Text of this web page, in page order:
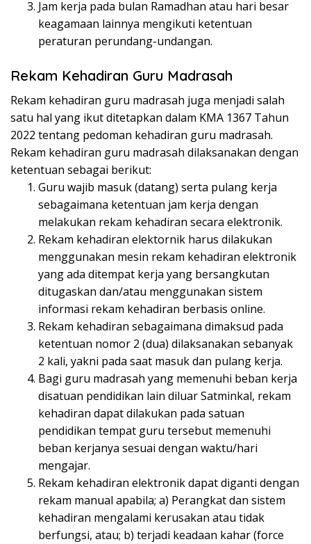
Jam kerja pada bulan Ramadhan atau hari besar
keagamaan lainnya mengikuti ketentuan
peraturan perundang-undangan.
Rekam Kehadiran Guru Madrasah
Rekam kehadiran guru madrasah juga menjadi salah
satu hal yang ikut ditetapkan dalam KMA 1367 Tahun
2022 tentang pedoman kehadiran guru madrasah.
Rekam kehadiran guru madrasah dilaksanakan dengan
ketentuan sebagai berikut:
Guru wajib masuk (datang) serta pulang kerja
sebagaimana ketentuan jam kerja dengan
melakukan rekam kehadiran secara elektronik.
Rekam kehadiran elektornik harus dilakukan
menggunakan mesin rekam kehadiran elektronik
yang ada ditempat kerja yang bersangkutan
ditugaskan dan/atau menggunakan sistem
informasi rekam kehadiran berbasis online.
Rekam kehadiran sebagaimana dimaksud pada
ketentuan nomor 2 (dua) dilaksanakan sebanyak
2 kali, yakni pada saat masuk dan pulang kerja.
Bagi guru madrasah yang memenuhi beban kerja
disatuan pendidikan lain diluar Satminkal, rekam
kehadiran dapat dilakukan pada satuan
pendidikan tempat guru tersebut memenuhi
beban kerjanya sesuai dengan waktu/hari
mengajar.
Rekam kehadiran elektronik dapat diganti dengan
rekam manual apabila; a) Perangkat dan sistem
kehadiran mengalami kerusakan atau tidak
berfungsi, atau; b) terjadi keadaan kahar (force